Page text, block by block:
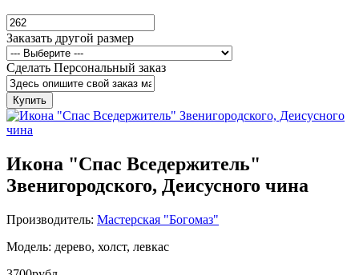
Заказать другой размер
Сделать Персональный заказ
Купить
Икона "Спас Вседержитель"
Звенигородского, Деисусного чина
Производитель: Мастерская "Богомаз"
Модель: дерево, холст, левкас